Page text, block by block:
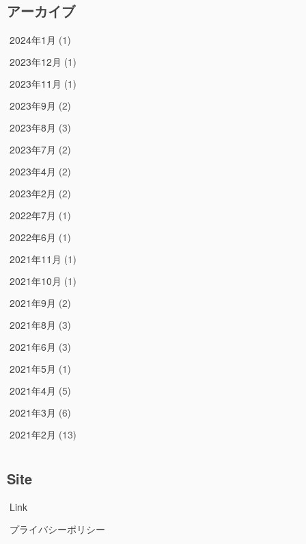
アーカイブ
2024年1月 (1)
2023年12月 (1)
2023年11月 (1)
2023年9月 (2)
2023年8月 (3)
2023年7月 (2)
2023年4月 (2)
2023年2月 (2)
2022年7月 (1)
2022年6月 (1)
2021年11月 (1)
2021年10月 (1)
2021年9月 (2)
2021年8月 (3)
2021年6月 (3)
2021年5月 (1)
2021年4月 (5)
2021年3月 (6)
2021年2月 (13)
Site
Link
プライバシーポリシー